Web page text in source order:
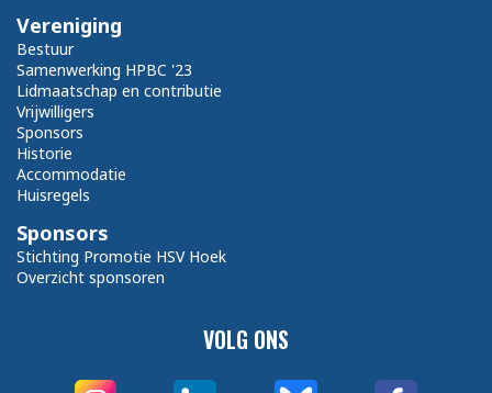
VOLG ONS
Vereniging
Bestuur
Samenwerking HPBC '23
Lidmaatschap en contributie
Vrijwilligers
Sponsors
Historie
Accommodatie
Huisregels
Sponsors
Stichting Promotie HSV Hoek
Overzicht sponsoren